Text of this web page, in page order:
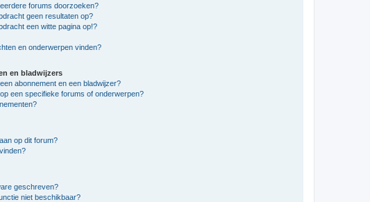
forums doorzoeken?
geen resultaten op?
een witte pagina op!?
en onderwerpen vinden?
en bladwijzers
abonnement en een bladwijzer?
een specifieke forums of onderwerpen?
op dit forum?
geschreven?
niet beschikbaar?